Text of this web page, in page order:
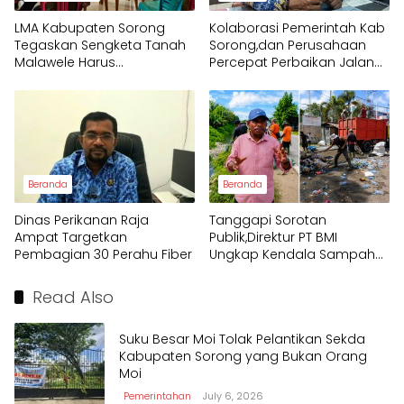
LMA Kabupaten Sorong
Tegaskan Sengketa Tanah
Malawele Harus
Hukum Adat
Kolaborasi Pemerintah Kab
Sorong,dan Perusahaan
Percepat Perbaikan Jalan
Beranda
Dinas Perikanan Raja
Ampat Targetkan
Pembagian 30 Perahu Fiber
Beranda
Tanggapi Sorotan
Publik,Direktur PT BMI
Ungkap Kendala Sampah
Read Also
Suku Besar Moi Tolak Pelantikan Sekda
Kabupaten Sorong yang Bukan Orang
Moi
Pemerintahan July 6, 2026